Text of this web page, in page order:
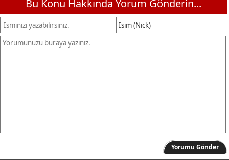
Bu Konu Hakkında Yorum Gönderin...
İsim (Nick)
Yorumu Gönder